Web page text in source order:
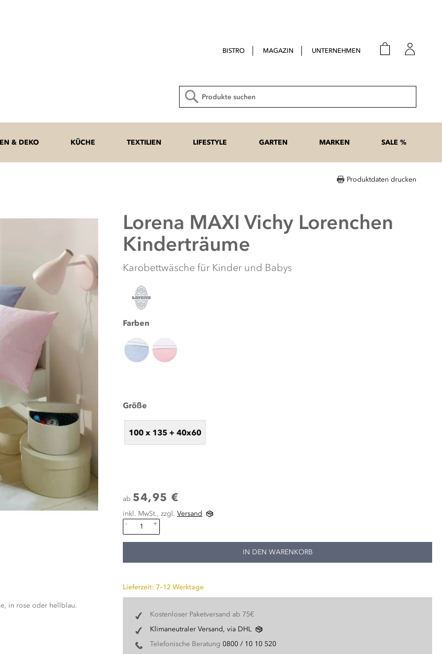
BISTRO MAGAZIN UNTERNEHMEN
Suche
& DEKO KÜCHE TEXTILIEN LIFESTYLE GARTEN MARKEN SALE %
Produktdaten drucken
Lorena MAXI Vichy Lorenchen
Kinderträume
Karobettwäsche für Kinder und Babys
Farben
Größe
100 x 135 + 40x60
ab 54,95 €
inkl. MwSt., zzgl. Versand
-
+
IN DEN WARENKORB
Lieferzeit: 7–12 Werktage
Kostenloser Paketversand ab 75€
Klimaneutraler Versand, via DHL
Telefonische Beratung 0800 / 10 10 520
in rose oder hellblau.